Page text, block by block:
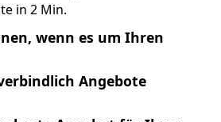
in 2 Min.
wenn es um Ihren
Angebote